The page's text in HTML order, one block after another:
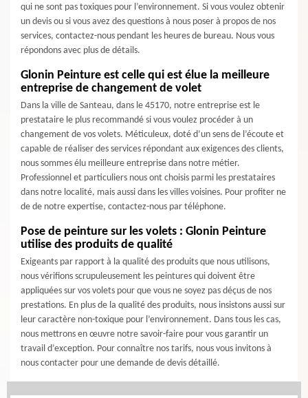
qui ne sont pas toxiques pour l’environnement. Si vous voulez obtenir
un devis ou si vous avez des questions à nous poser à propos de nos
services, contactez-nous pendant les heures de bureau. Nous vous
répondons avec plus de détails.
Glonin Peinture est celle qui est élue la meilleure
entreprise de changement de volet
Dans la ville de Santeau, dans le 45170, notre entreprise est le
prestataire le plus recommandé si vous voulez procéder à un
changement de vos volets. Méticuleux, doté d’un sens de l’écoute et
capable de réaliser des services répondant aux exigences des clients,
nous sommes élu meilleure entreprise dans notre métier.
Professionnel et particuliers nous ont choisis parmi les prestataires
dans notre localité, mais aussi dans les villes voisines. Pour profiter ne
de de notre expertise, contactez-nous par téléphone.
Pose de peinture sur les volets : Glonin Peinture
utilise des produits de qualité
Exigeants par rapport à la qualité des produits que nous utilisons,
nous vérifions scrupuleusement les peintures qui doivent être
appliquées sur vos volets pour que vous ne soyez pas déçus de nos
prestations. En plus de la qualité des produits, nous insistons aussi sur
leur caractère non-toxique pour l’environnement. Dans tous les cas,
nous mettrons en œuvre notre savoir-faire pour vous garantir un
travail d’exception. Pour connaître nos tarifs, nous vous invitons à
nous contacter pour une demande de devis détaillé.